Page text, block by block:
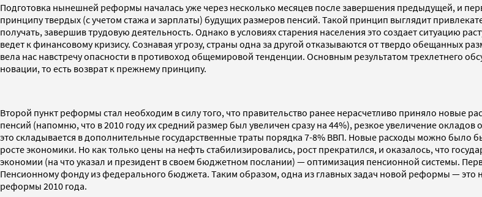
Подготовка нынешней реформы началась уже через несколько месяцев после завершения предыдущей, и
принципу твердых (с учетом стажа и зарплаты) будущих размеров пенсий. Такой принцип выглядит
получать, завершив трудовую деятельность. Однако в условиях старения населения это создает ситуацию
ведет к финансовому кризису. Сознавая угрозу, страны одна за другой отказываются от твердо
вела нас навстречу опасности в противоход общемировой тенденции. Основным результатом трехлетнего
новации, то есть возврат к прежнему принципу.
Второй пункт реформы стал необходим в силу того, что правительство ранее нерасчетливо приняло новые
пенсий (напомню, что в 2010 году их средний размер был увеличен сразу на 44%), резкое увеличение
это складывается в дополнительные государственные траты порядка 7-8% ВВП. Новые расходы можно
росте экономики. Но как только цены на нефть стабилизировались, рост прекратился, и оказалось, что
экономии (на что указал и президент в своем бюджетном послании) — оптимизация пенсионной системы.
Пенсионному фонду из федерального бюджета. Таким образом, одна из главных задач новой реформы — это
реформы 2010 года.